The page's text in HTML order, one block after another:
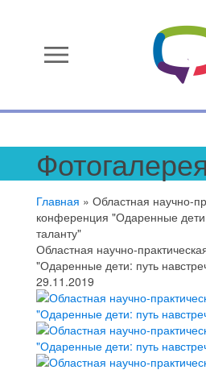
menu
Фотогалерея
Главная » Областная научно-
конференция "Одаренные
таланту"
Областная научно-
"Одаренные дети: путь
29.11.2019